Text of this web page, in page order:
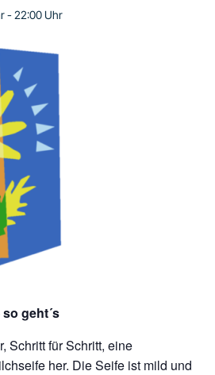
-22:00 Uhr
geht´s
Schritt für Schritt, eine
her. Die Seife ist mild und